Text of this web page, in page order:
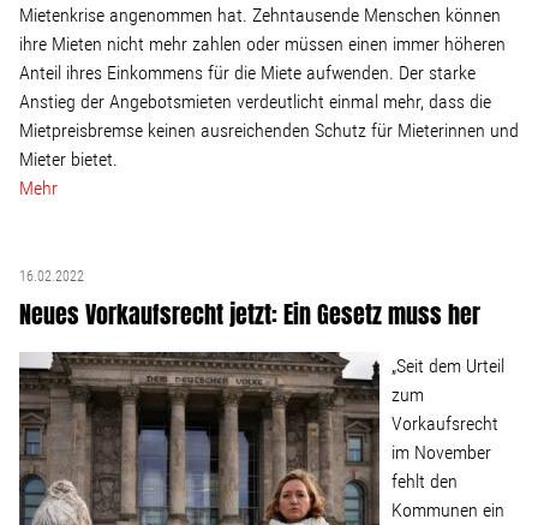
Mietenkrise angenommen hat. Zehntausende Menschen können
ihre Mieten nicht mehr zahlen oder müssen einen immer höheren
Anteil ihres Einkommens für die Miete aufwenden. Der starke
Anstieg der Angebotsmieten verdeutlicht einmal mehr, dass die
Mietpreisbremse keinen ausreichenden Schutz für Mieterinnen und
Mieter bietet.
Mehr
16.02.2022
Neues Vorkaufsrecht jetzt: Ein Gesetz muss her
„Seit dem Urteil
zum
Vorkaufsrecht
im November
fehlt den
Kommunen ein